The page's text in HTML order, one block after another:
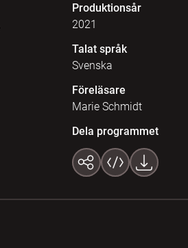
Produktionsår
2021
Talat språk
Svenska
Föreläsare
Marie Schmidt
Dela programmet